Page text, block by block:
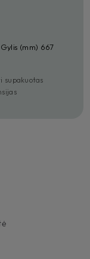
Gylis (mm) 667
supakuotas